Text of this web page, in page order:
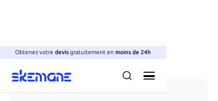
Obtenez votre devisgratuitement enmoins de 24h